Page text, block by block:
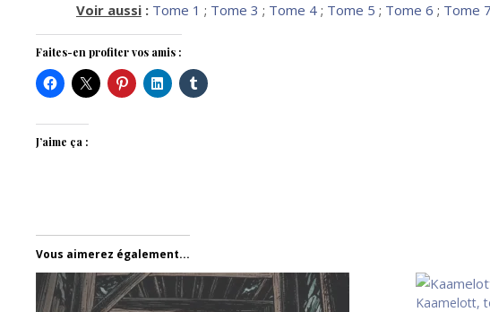
Voir aussi : Tome 1 ; Tome 3 ; Tome 4 ; Tome 5 ; Tome 6 ; Tome 7
Faites-en profiter vos amis :
J’aime ça :
Vous aimerez également...
Kaamelott,